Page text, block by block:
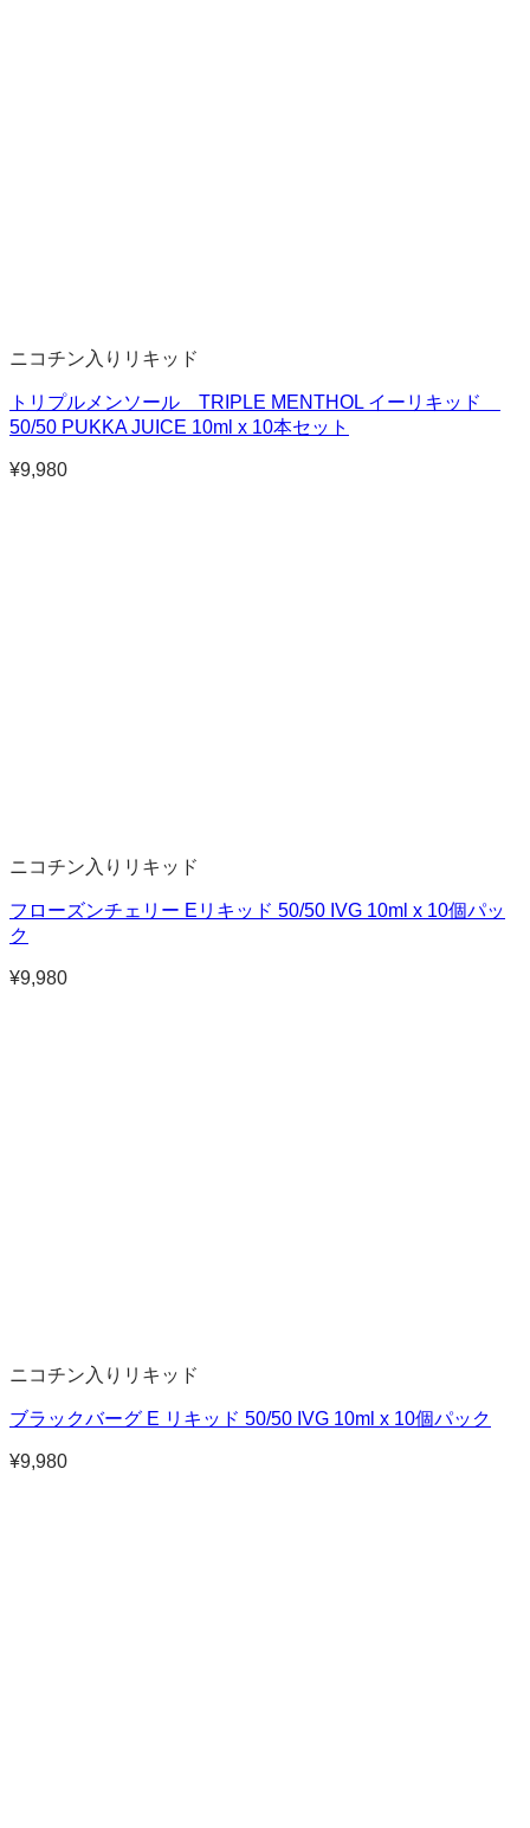
ニコチン入りリキッド
トリプルメンソール TRIPLE MENTHOL イーリキッド
50/50 PUKKA JUICE 10ml x 10本セット
¥9,980
ニコチン入りリキッド
フローズンチェリー Eリキッド 50/50 IVG 10ml x 10個パッ
ク
¥9,980
ニコチン入りリキッド
ブラックバーグ E リキッド 50/50 IVG 10ml x 10個パック
¥9,980